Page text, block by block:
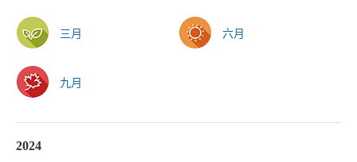
三月 六月
九月
2024